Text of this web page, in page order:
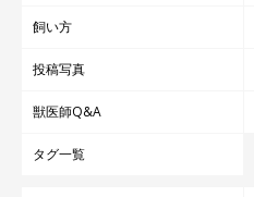
飼い方
投稿写真
獣医師Q&A
タグ一覧